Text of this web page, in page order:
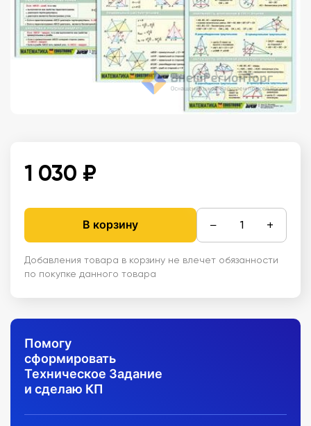
1 030 ₽
В корзину − +
Добавления товара в корзину не влечет обязанности
по покупке данного товара
Помогу
сформировать
Техническое Задание
и сделаю КП